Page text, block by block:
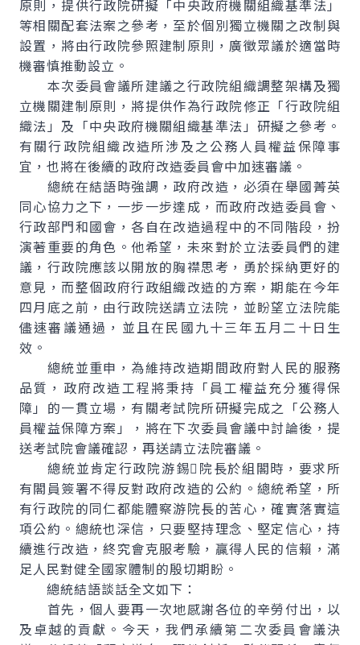
原則，提供行政院研擬「中央政府機關組織基準法」
等相關配套法案之參考，至於個別獨立機關之改制與
設置，將由行政院參照建制原則，廣徵眾議於適當時
機審慎推動設立。
本次委員會議所建議之行政院組織調整架構及獨
立機關建制原則，將提供作為行政院修正「行政院組
織法」及「中央政府機關組織基準法」研擬之參考。
有關行政院組織改造所涉及之公務人員權益保障事
宜，也將在後續的政府改造委員會中加速審議。
總統在結語時強調，政府改造，必須在舉國菁英
同心協力之下，一步一步達成，而政府改造委員會、
行政部門和國會，各自在改造過程中的不同階段，扮
演著重要的角色。他希望，未來對於立法委員們的建
議，行政院應該以開放的胸襟思考，勇於採納更好的
意見，而整個政府行政組織改造的方案，期能在今年
四月底之前，由行政院送請立法院，並盼望立法院能
儘速審議通過，並且在民國九十三年五月二十日生
效。
總統並重申，為維持改造期間政府對人民的服務
品質，政府改造工程將秉持「員工權益充分獲得保
障」的一貫立場，有關考試院所研擬完成之「公務人
員權益保障方案」，將在下次委員會議中討論後，提
送考試院會議確認，再送請立法院審議。
總統並肯定行政院游錫院長於組閣時，要求所
有閣員簽署不得反對政府改造的公約。總統希望，所
有行政院的同仁都能體察游院長的苦心，確實落實這
項公約。總統也深信，只要堅持理念、堅定信心，持
續進行改造，終究會克服考驗，贏得人民的信賴，滿
足人民對健全國家體制的殷切期盼。
總統結語談話全文如下：
首先，個人要再一次地感謝各位的辛勞付出，以
及卓越的貢獻。今天，我們承續第二次委員會議決